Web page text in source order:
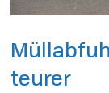
teurer